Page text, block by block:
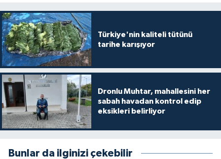
Türkiye'nin kaliteli tütünü
tarihe karışıyor
Dronlu Muhtar, mahallesini her
sabah havadan kontrol edip
eksikleri belirliyor
Bunlar da ilginizi çekebilir